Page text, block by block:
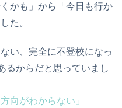
かも」から「今日も行か
た。
い、完全に不登校になっ
るからだと思っていまし
向がわからない」